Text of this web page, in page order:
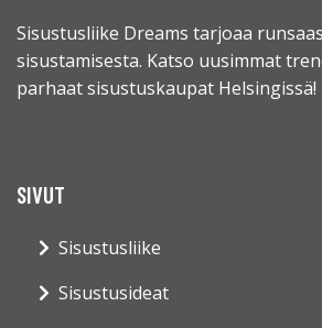
Sisustusliike Dreams tarjoaa
sisustamisesta. Katso uusimmat
parhaat sisustuskaupat Helsingissä!
SIVUT
Sisustusliike
Sisustusideat